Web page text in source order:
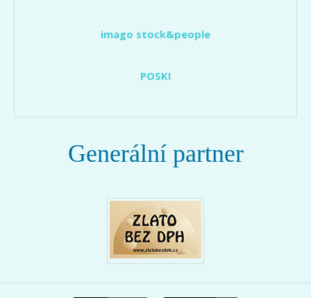
imago stock&people
POSKI
Generální partner